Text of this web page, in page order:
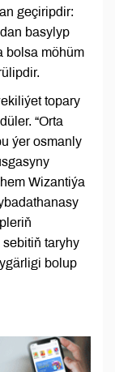
geçiripdir:
basylyp
bolsa möhüm
topary
“Orta
ýer osmanly
Wizantiýa
taryhy
bolup